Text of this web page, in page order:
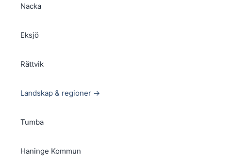
Nacka
Eksjö
Rättvik
Landskap & regioner →
Tumba
Haninge Kommun